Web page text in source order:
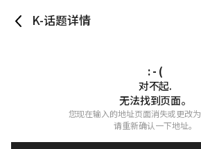
K-话题详情
: - (
对不起.
无法找到页面。
您现在输入的地址页面消失或更改为
请重新确认一下地址。